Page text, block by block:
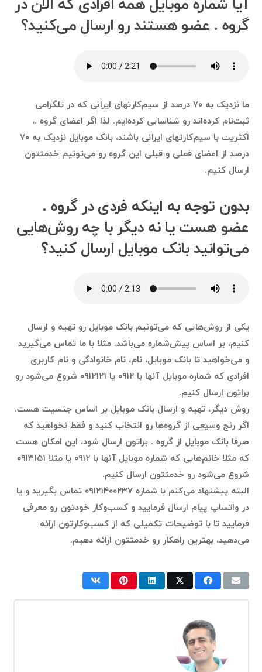
آیا شماره موبایل همه افرادی که الان در
گروه . عضو هستند رو ارسال می‌کنید؟
ما نزدیک به ۷۰ درصد از سیم‌کارتهای ایرانی که در تلگرامی
ثبت‌نام کرده‌اند رو شناسایی کرده‌ایم. لذا اگر اعضای گروه .،
اکثریت با سیم‌کارتهای ایرانی باشند، بانک موبایل نزدیک به ۷۰
درصد از اعضای فعلی و قبلی این گروه رو می‌تونیم خدمتتون
ارسال کنیم.
بدون توجه به اینکه فردی در گروه .
عضو هست یا نه دیگر با چه روش‌هایی
می‌توانید بانک موبایل ارسال کنید؟
یکی از روش‌هایی که می‌تونیم بانک موبایل رو تهیه و ارسال
کنیم، بر اساس پیش‌شماره می‌باشد. مثلا با ما تماس می‌گیرید
و می‌خواهید تا بانک موبایل، نام، نام خانوادگی و نام کاربری
افرادی که شماره موبایل آنها با ۰۹۱۲ یا ۰۹۱۲۱۲۱ شروع می‌شود رو
براتون ارسال کنیم.
روش دیگر، تهیه و ارسال بانک موبایل بر اساس جنسیت هست.
اگر رنج وسیعی از گروه‌ها رو انتخاب کنید و فقط نخواهید که
صرفا بانک موبایل از گروه . براتون ارسال شود، این امکان هست
که مثلا خانم‌هایی که شماره موبایل آنها با ۰۹۱۲ یا مثلا ۰۹۱۳۱۵۱
شروع می‌شود رو خدمتتون ارسال کنیم.
البته پیشنهاد می‌کنم با شماره ۰۹۱۲۱۴۰۰۲۳۷ تماس بگیرید و یا
در واتساپ پیام ارسال فرمایید و کسب‌وکار خودتون رو معرفی
فرمایید تا با توضیحات تکمیلی که از کسب‌وکارتون ارائه
می‌دهید، بهترین راهکار رو خدمتتون ارائه دهیم.